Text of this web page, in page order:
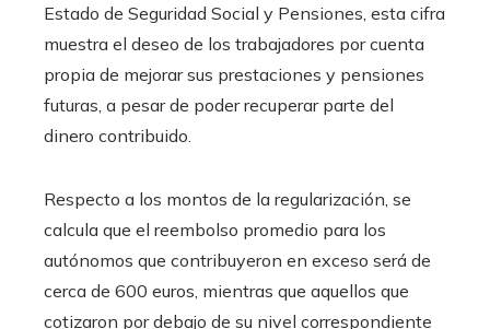
Estado de Seguridad Social y Pensiones, esta cifra
muestra el deseo de los trabajadores por cuenta
propia de mejorar sus prestaciones y pensiones
futuras, a pesar de poder recuperar parte del
dinero contribuido.
Respecto a los montos de la regularización, se
calcula que el reembolso promedio para los
autónomos que contribuyeron en exceso será de
cerca de 600 euros, mientras que aquellos que
cotizaron por debajo de su nivel correspondiente